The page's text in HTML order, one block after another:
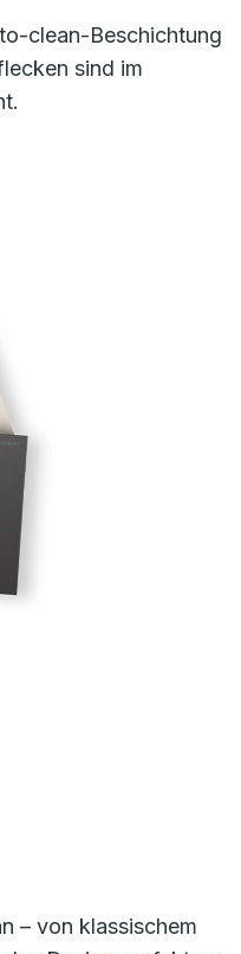
clean-Beschichtung
sind im
– von klassischem